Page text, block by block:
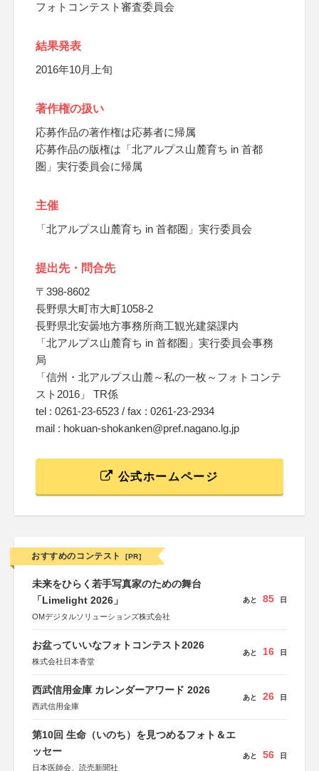
フォトコンテスト審査委員会
結果発表
2016年10月上旬
著作権の扱い
応募作品の著作権は応募者に帰属
応募作品の版権は「北アルプス山麓育ち in 首都
圏」実行委員会に帰属
主催
「北アルプス山麓育ち in 首都圏」実行委員会
提出先・問合先
〒398-8602
長野県大町市大町1058-2
長野県北安曇地方事務所商工観光建築課内
「北アルプス山麓育ち in 首都圏」実行委員会事務
局
「信州・北アルプス山麓～私の一枚～フォトコンテ
スト2016」 TR係
tel : 0261-23-6523 / fax : 0261-23-2934
mail : hokuan-shokanken@pref.nagano.lg.jp
公式ホームページ
おすすめのコンテスト [PR]
未来をひらく若手写真家のための舞台
「Limelight 2026」
OMデジタルソリューションズ株式会社
あと 85 日
お盆っていいなフォトコンテスト2026
株式会社日本香堂
あと 16 日
西武信用金庫 カレンダーアワード 2026
西武信用金庫
あと 26 日
第10回 生命（いのち）を見つめるフォト＆エ
ッセー
日本医師会、読売新聞社
あと 56 日